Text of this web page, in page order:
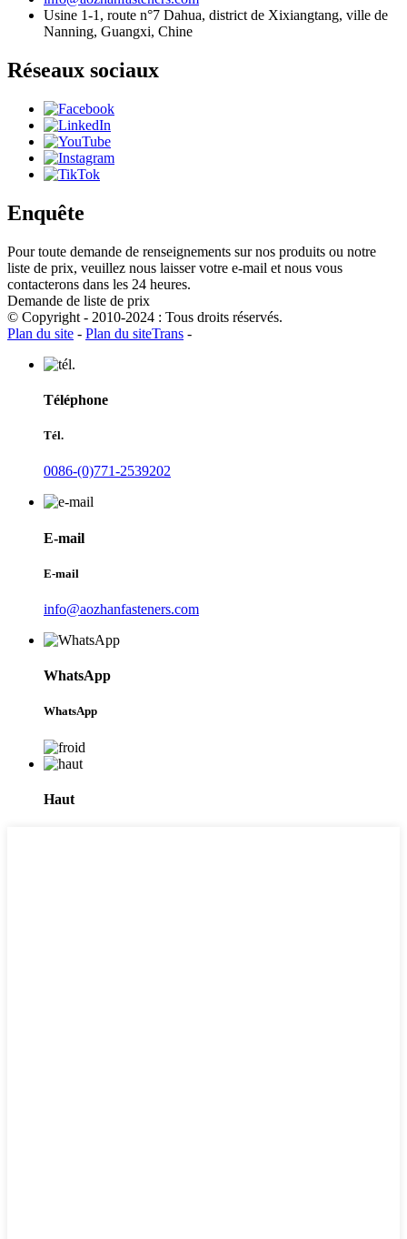
Usine 1-1, route n°7 Dahua, district de Xixiangtang, ville de
Nanning, Guangxi, Chine
Réseaux sociaux
Enquête
Pour toute demande de renseignements sur nos produits ou notre
liste de prix, veuillez nous laisser votre e-mail et nous vous
contacterons dans les 24 heures.
Demande de liste de prix
© Copyright - 2010-2024 : Tous droits réservés.
Plan du site - Plan du siteTrans -
Téléphone
Tél.
0086-(0)771-2539202
E-mail
E-mail
info@aozhanfasteners.com
WhatsApp
WhatsApp
Haut